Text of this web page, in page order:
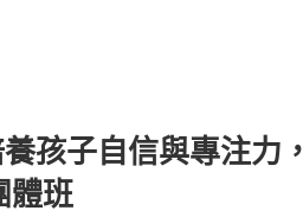
孩子自信與專注力，
體班